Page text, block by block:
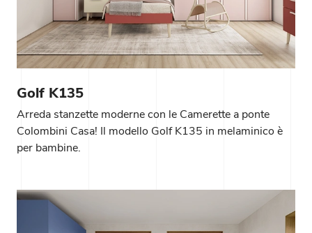
Golf K135
Arreda stanzette moderne con le Camerette a ponte
Colombini Casa! Il modello Golf K135 in melaminico è
per bambine.